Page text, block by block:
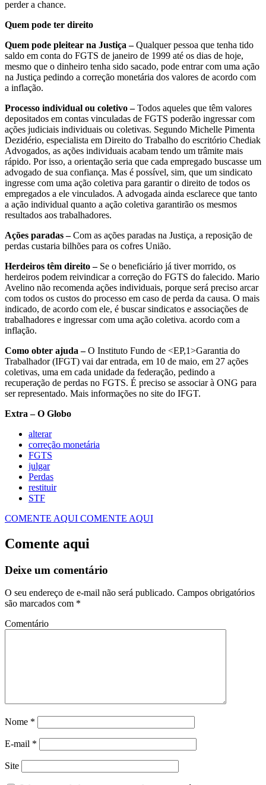
perder a chance.
Quem pode ter direito
Quem pode pleitear na Justiça –Qualquer pessoa que tenha tido
saldo em conta do FGTS de janeiro de 1999 até os dias de hoje,
mesmo que o dinheiro tenha sido sacado, pode entrar com uma ação
na Justiça pedindo a correção monetária dos valores de acordo com
a inflação.
Processo individual ou coletivo –Todos aqueles que têm valores
depositados em contas vinculadas de FGTS poderão ingressar com
ações judiciais individuais ou coletivas. Segundo Michelle Pimenta
Dezidério, especialista em Direito do Trabalho do escritório Chediak
Advogados, as ações individuais acabam tendo um trâmite mais
rápido. Por isso, a orientação seria que cada empregado buscasse um
advogado de sua confiança. Mas é possível, sim, que um sindicato
ingresse com uma ação coletiva para garantir o direito de todos os
empregados a ele vinculados. A advogada ainda esclarece que tanto
a ação individual quanto a ação coletiva garantirão os mesmos
resultados aos trabalhadores.
Ações paradas –Com as ações paradas na Justiça, a reposição de
perdas custaria bilhões para os cofres União.
Herdeiros têm direito –Se o beneficiário já tiver morrido, os
herdeiros podem reivindicar a correção do FGTS do falecido. Mario
Avelino não recomenda ações individuais, porque será preciso arcar
com todos os custos do processo em caso de perda da causa. O mais
indicado, de acordo com ele, é buscar sindicatos e associações de
trabalhadores e ingressar com uma ação coletiva. acordo com a
inflação.
Como obter ajuda –O Instituto Fundo de <EP,1>Garantia do
Trabalhador (IFGT) vai dar entrada, em 10 de maio, em 27 ações
coletivas, uma em cada unidade da federação, pedindo a
recuperação de perdas no FGTS. É preciso se associar à ONG para
ser representado. Mais informações no site do IFGT.
Extra – O Globo
alterar
correção monetária
FGTS
julgar
Perdas
restituir
STF
COMENTE AQUI COMENTE AQUI
Comente aqui
Deixe um comentário
O seu endereço de e-mail não será publicado. Campos obrigatórios
são marcados com *
Comentário
Nome *
E-mail *
Site